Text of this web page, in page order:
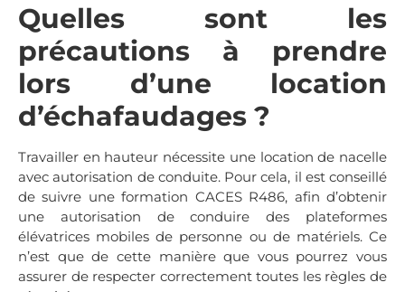
Quelles sont les
précautions à prendre
lors d’une location
d’échafaudages ?
Travailler en hauteur nécessite une location de nacelle
avec autorisation de conduite. Pour cela, il est conseillé
de suivre une formation CACES R486, afin d’obtenir
une autorisation de conduire des plateformes
élévatrices mobiles de personne ou de matériels. Ce
n’est que de cette manière que vous pourrez vous
assurer de respecter correctement toutes les règles de